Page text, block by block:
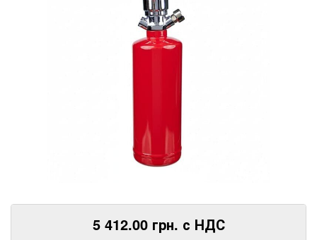
5 412.00 грн. с НДС